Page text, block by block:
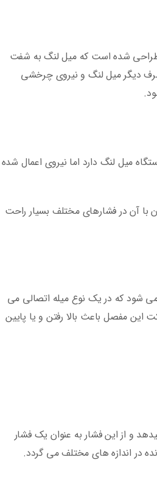
طراحی شده است که میل لنگ به شفت
دیگر میل لنگ و نیروی چرخشی
میل لنگ دارد اما نیروی اعمال شده
با آن در فشارهای مختلف بسیار راحت
می شود که در یک نوع میله اتصالی می
مفصل باعث بالا رفتن و یا پایین
و از این فشار به عنوان یک فشار
در اندازه های مختلف می گردد.